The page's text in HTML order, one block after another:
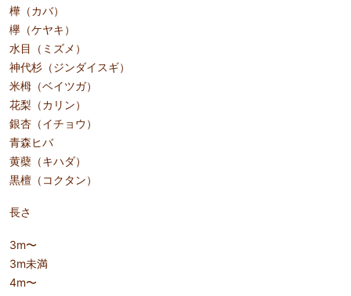
樺（カバ）
欅（ケヤキ）
水目（ミズメ）
神代杉（ジンダイスギ）
米栂（ベイツガ）
花梨（カリン）
銀杏（イチョウ）
青森ヒバ
黄蘗（キハダ）
黒檀（コクタン）
長さ
3m〜
3m未満
4m〜